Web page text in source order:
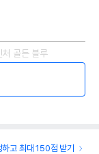
처 골든 블루
하고 최대 150점 받기